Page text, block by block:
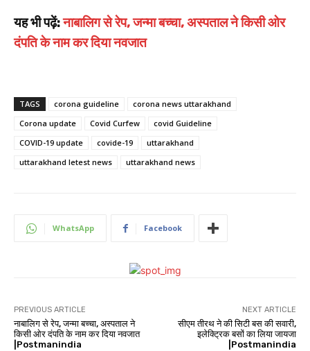
यह भी पढ़ें:नाबालिग से रेप, जन्मा बच्चा, अस्पताल ने किसी ओर
दंपति के नाम कर दिया नवजात
TAGS corona guideline
corona news uttarakhand
Corona update
Covid Curfew
covid Guideline
COVID-19 update
covide-19
uttarakhand
uttarakhand letest news
uttarakhand news
WhatsApp Facebook
PREVIOUS ARTICLE
नाबालिग से रेप, जन्मा बच्चा, अस्पताल ने
किसी ओर दंपति के नाम कर दिया नवजात
|Postmanindia
NEXT ARTICLE
सीएम तीरथ ने की सिटी बस की सवारी,
इलेक्ट्रिक बसों का लिया जायजा
|Postmanindia